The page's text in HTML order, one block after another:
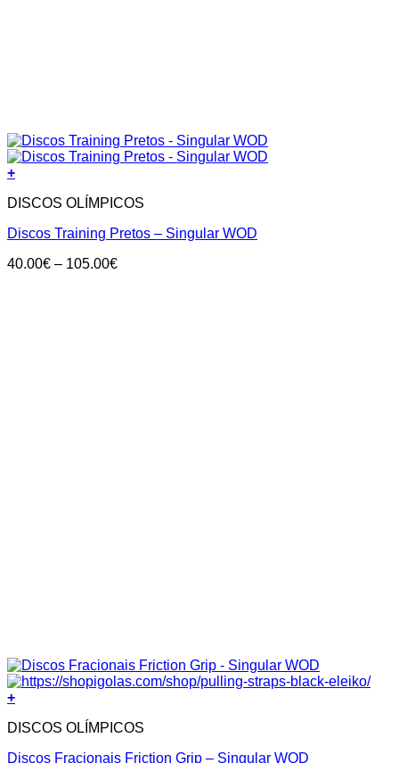
+
DISCOS OLÍMPICOS
Discos Training Pretos – Singular WOD
40.00€ – 105.00€Price
+
DISCOS OLÍMPICOS
Discos Fracionais Friction Grip – Singular WOD